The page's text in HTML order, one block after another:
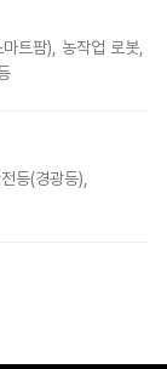
트팜), 농작업 로봇,
등(경광등),